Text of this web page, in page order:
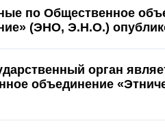
по Общественное
(ЭНО, Э.Н.О.)
орган
объединение